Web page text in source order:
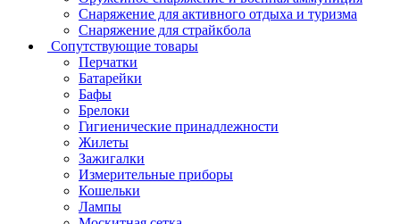
Снаряжение для активного отдыха и туризма
Снаряжение для страйкбола
Сопутствующие товары
Перчатки
Батарейки
Бафы
Брелоки
Гигиенические принадлежности
Жилеты
Зажигалки
Измерительные приборы
Кошельки
Лампы